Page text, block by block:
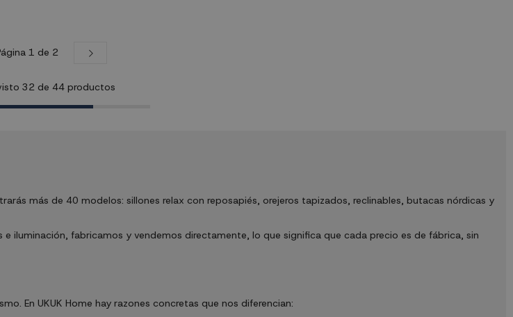
1 de 2
32de 44productos
más de 40 modelos: sillones relax con reposapiés, orejeros tapizados, reclinables, butacas nórdicas y
iluminación, fabricamos y vendemos directamente, lo que significa que cada precio es de fábrica, sin
En UKUK Home hay razones concretas que nos diferencian: